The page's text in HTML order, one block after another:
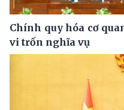
Chính quy hóa cơ
vi trốn nghĩa vụ